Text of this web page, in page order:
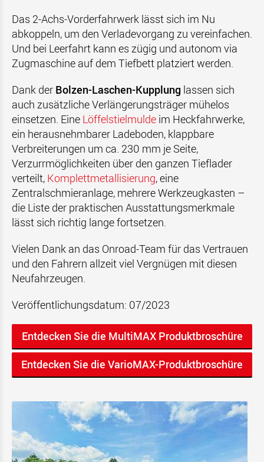
Das 2-Achs-Vorderfahrwerk lässt sich im Nu
abkoppeln, um den Verladevorgang zu vereinfachen.
Und bei Leerfahrt kann es zügig und autonom via
Zugmaschine auf dem Tiefbett platziert werden.
Dank der Bolzen-Laschen-Kupplung lassen sich
auch zusätzliche Verlängerungsträger mühelos
einsetzen. Eine Löffelstielmulde im Heckfahrwerke,
ein herausnehmbarer Ladeboden, klappbare
Verbreiterungen um ca. 230 mm je Seite,
Verzurrmöglichkeiten über den ganzen Tieflader
verteilt, Komplettmetallisierung, eine
Zentralschmieranlage, mehrere Werkzeugkasten –
die Liste der praktischen Ausstattungsmerkmale
lässt sich richtig lange fortsetzen.
Vielen Dank an das Onroad-Team für das Vertrauen
und den Fahrern allzeit viel Vergnügen mit diesen
Neufahrzeugen.
Veröffentlichungsdatum: 07/2023
Entdecken Sie die MultiMAX Produktbroschüre
Entdecken Sie die VarioMAX-Produktbroschüre